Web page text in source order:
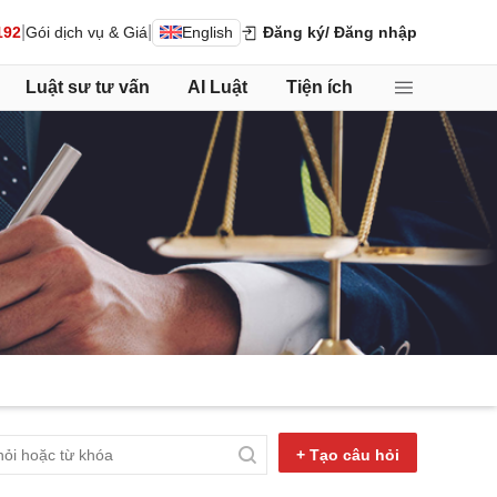
Gói dịch vụ & Giá English Đăng ký/ Đăng nhập
Luật sư tư vấn AI Luật Tiện ích
+ Tạo câu hỏi